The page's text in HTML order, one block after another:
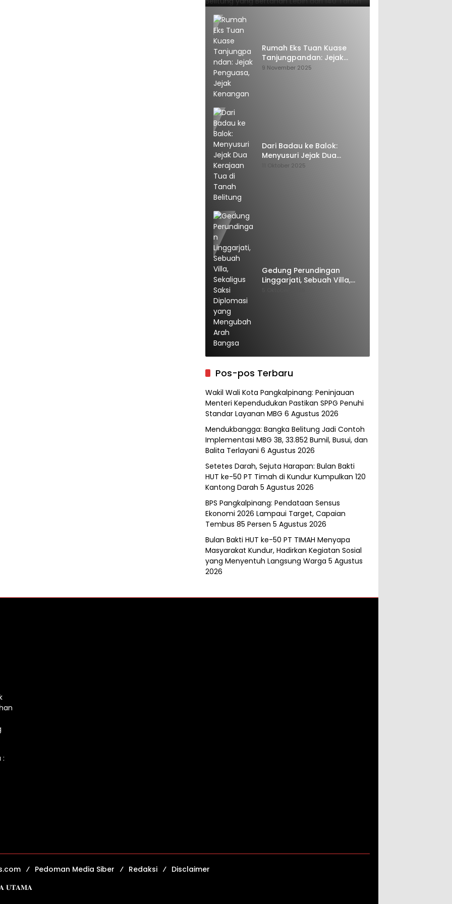
Rumah Eks Tuan Kuase
Tanjungpandan: Jejak
Penguasa, Jejak Kenangan
9 November 2025
Dari Badau ke Balok:
Menyusuri Jejak Dua
Kerajaan Tua di Tanah
11 Oktober 2025
Gedung Perundingan
Linggarjati, Sebuah Villa,
Pos-pos Terbaru
Wakil Wali Kota Pangkalpinang: Peninjauan
Menteri Kependudukan Pastikan SPPG Penuhi
Standar Layanan MBG 6 Agustus 2026
Mendukbangga: Bangka Belitung Jadi Contoh
Implementasi MBG 3B, 33.852 Bumil, Busui, dan
Balita Terlayani 6 Agustus 2026
Setetes Darah, Sejuta Harapan: Bulan Bakti
HUT ke-50 PT Timah di Kundur Kumpulkan 120
Kantong Darah 5 Agustus 2026
BPS Pangkalpinang: Pendataan Sensus
Ekonomi 2026 Lampaui Target, Capaian
Tembus 85 Persen 5 Agustus 2026
Bulan Bakti HUT ke-50 PT TIMAH Menyapa
Masyarakat Kundur, Hadirkan Kegiatan Sosial
yang Menyentuh Langsung Warga 5 Agustus
2026
:
Pedoman Media Siber Redaksi
Disclaimer
𝐔𝐓𝐀𝐌𝐀